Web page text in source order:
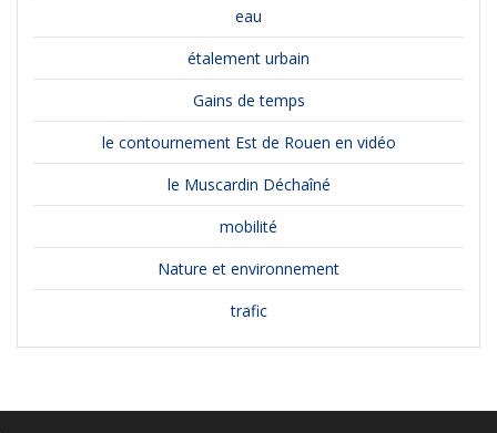
eau
étalement urbain
Gains de temps
le contournement Est de Rouen en vidéo
le Muscardin Déchaîné
mobilité
Nature et environnement
trafic